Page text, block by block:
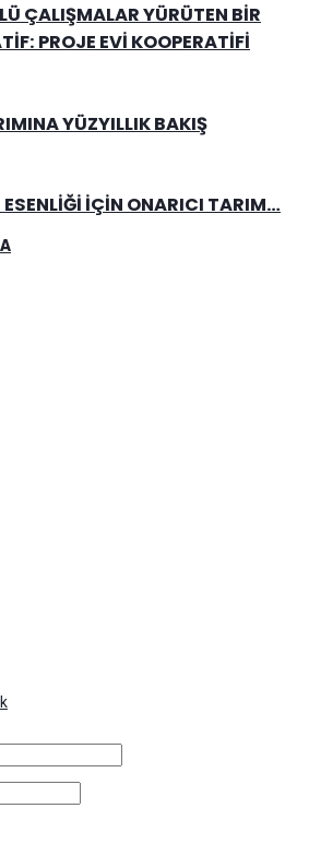
ÇALIŞMALAR YÜRÜTEN BIR
PROJE EVI KOOPERATIFI
YÜZYILLIK BAKIŞ
İÇIN ONARICI TARIM…